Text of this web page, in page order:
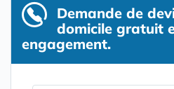
Demande de
domicile gratuit
engagement.